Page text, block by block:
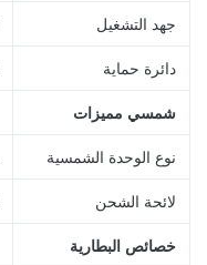
جهد التشغيل
دائرة حماية
شمسي مميزات
نوع الوحدة الشمسية
لائحة الشحن
خصائص البطارية